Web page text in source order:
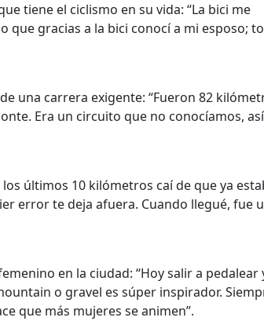
tiene el ciclismo en su vida: “La bici me
gracias a la bici conocí a mi esposo;
una carrera exigente: “Fueron 82
Era un circuito que no conocíamos, así
últimos 10 kilómetros caí de que ya
error te deja afuera. Cuando llegué, fue
en la ciudad: “Hoy salir a pedalear
o gravel es súper inspirador.
que más mujeres se animen”.